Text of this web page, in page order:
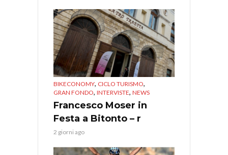
BIKECONOMY, CICLO TURISMO,
GRAN FONDO, INTERVISTE, NEWS
Francesco Moser in
Festa a Bitonto – r
2 giorni ago